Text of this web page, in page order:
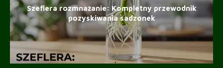
Szeflera rozmnażanie: Kompletny przewodnik
pozyskiwania sadzonek